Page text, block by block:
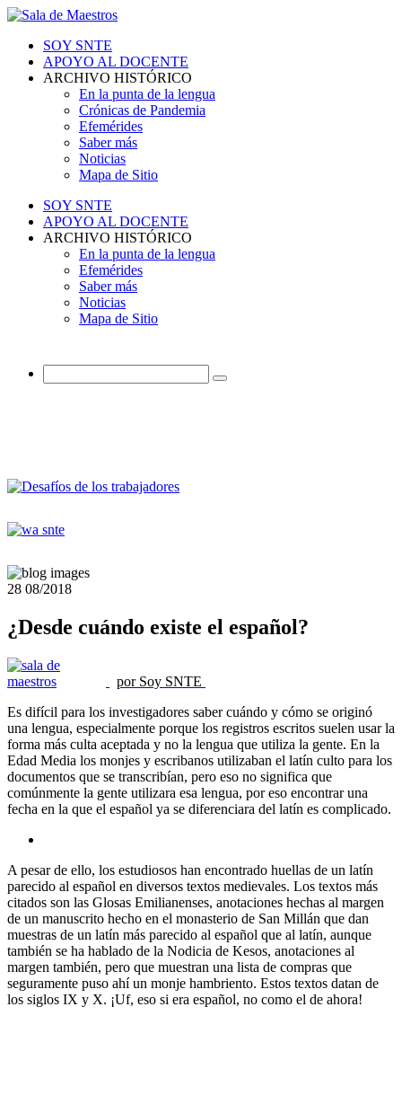
SOY SNTE
APOYO AL DOCENTE
ARCHIVO HISTÓRICO
En la punta de la lengua
Crónicas de Pandemia
Efemérides
Saber más
Noticias
Mapa de Sitio
SOY SNTE
APOYO AL DOCENTE
ARCHIVO HISTÓRICO
En la punta de la lengua
Efemérides
Saber más
Noticias
Mapa de Sitio
28 08/2018
¿Desde cuándo existe el español?
por Soy SNTE
Es difícil para los investigadores saber cuándo y cómo se originó
una lengua, especialmente porque los registros escritos suelen usar la
forma más culta aceptada y no la lengua que utiliza la gente. En la
Edad Media los monjes y escribanos utilizaban el latín culto para los
documentos que se transcribían, pero eso no significa que
comúnmente la gente utilizara esa lengua, por eso encontrar una
fecha en la que el español ya se diferenciara del latín es complicado.
A pesar de ello, los estudiosos han encontrado huellas de un latín
parecido al español en diversos textos medievales. Los textos más
citados son las Glosas Emilianenses, anotaciones hechas al margen
de un manuscrito hecho en el monasterio de San Millán que dan
muestras de un latín más parecido al español que al latín, aunque
también se ha hablado de la Nodicia de Kesos, anotaciones al
margen también, pero que muestran una lista de compras que
seguramente puso ahí un monje hambriento. Estos textos datan de
los siglos IX y X. ¡Uf, eso si era español, no como el de ahora!